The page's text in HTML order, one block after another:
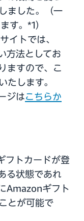
ました。（一
す。*1）
イトでは、
方法としてお
ますので、こ
たします。
ジはこちらか
フトカードが登
る状態であれ
Amazonギフト
とが可能で